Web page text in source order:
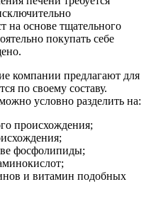
на основе тщательного
покупать себе
компании предлагают для
по своему составу.
условно разделить на:
происхождения;
фосфолипиды;
и витамин подобных